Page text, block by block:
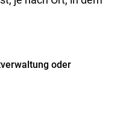
oder